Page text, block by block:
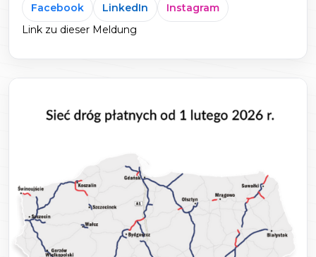
Facebook LinkedIn
Instagram
Link zu dieser Meldung